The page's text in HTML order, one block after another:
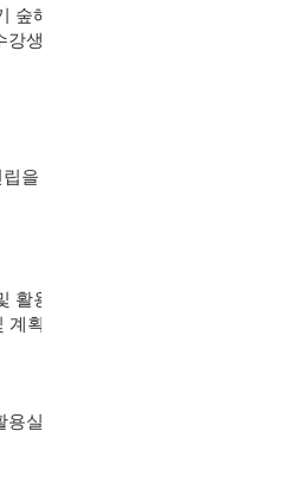
숲해
강생
을
활용
계획
용실